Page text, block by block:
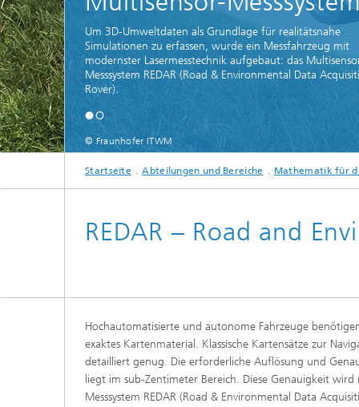
Produktion
KI-Lösungen für Digitalisierung und
Nachhaltigkeit
KI-Anwendungen für die Industrie
mit wenig Daten
Quantencomputing in der
Bildverarbeitung
Kabel,
®
und Computing«
Business Analytics und
Anomaliedetektion
Finanz- und
Versicherungsmathematik
Quantencomputing im Bereich
»Analytics und Computing«
optimierung
Um 3D-Umweltdaten als Grundlage für realitätsnahe
Simulationen zu erfassen, wurde ein Messfahrzeug mit
modernster Lasermesstechnik aufgebaut: das
Messsystem REDAR (Road & Environmental Data
Rover).
© Fraunhofer ITWM
Startseite Abteilungen und Bereiche Mathematik für
REDAR – Road and
Hochautomatisierte und autonome Fahrzeuge
exaktes Kartenmaterial. Klassische Kartensätze zur
detailliert genug. Die erforderliche Auflösung und
liegt im sub-Zentimeter Bereich. Diese Genauigkeit
Messsystem REDAR (Road & Environmental Data